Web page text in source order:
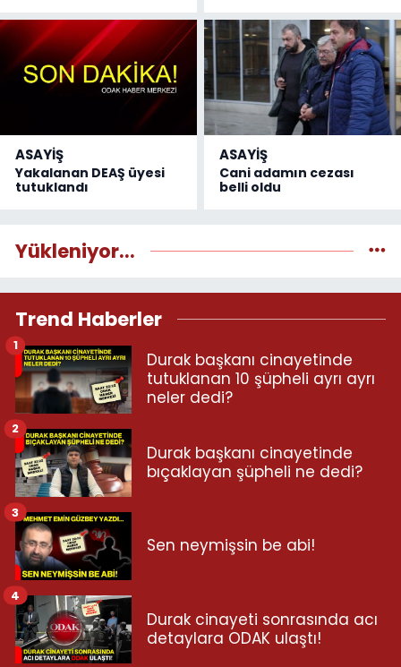
ASAYİŞ
Yakalanan DEAŞ üyesi
tutuklandı
ASAYİŞ
Cani adamın cezası
belli oldu
Yükleniyor...
Trend Haberler
Durak başkanı cinayetinde
tutuklanan 10 şüpheli ayrı ayrı
neler dedi?
1
Durak başkanı cinayetinde
bıçaklayan şüpheli ne dedi?
2
Sen neymişsin be abi!
3
Durak cinayeti sonrasında acı
detaylara ODAK ulaştı!
4